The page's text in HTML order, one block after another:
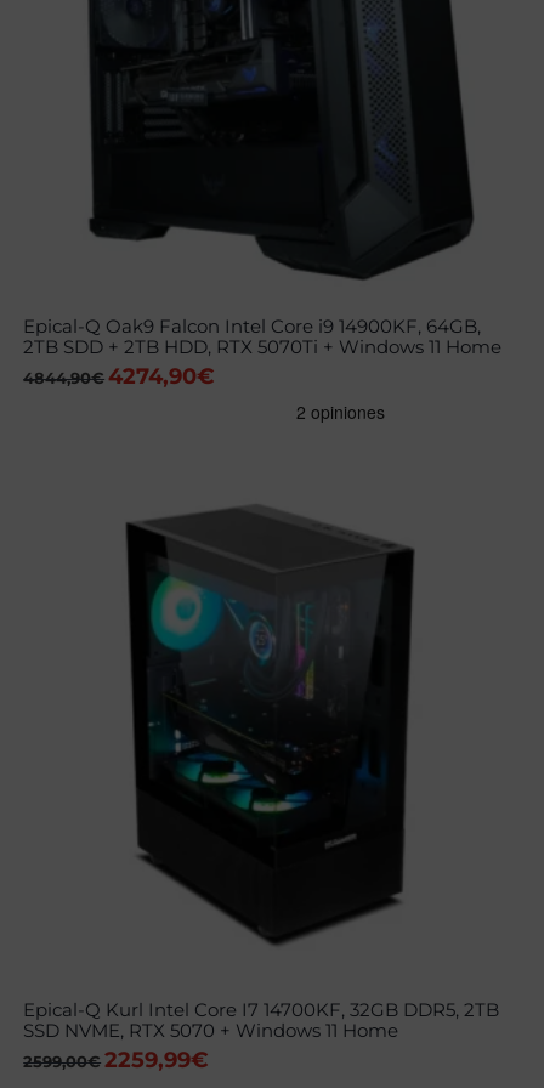
Epical-Q Oak9 Falcon Intel Core i9 14900KF, 64GB,
2TB SDD + 2TB HDD, RTX 5070Ti + Windows 11 Home
4844,90€ El
4274,90€
Epical-Q Kurl Intel Core I7 14700KF, 32GB DDR5, 2TB
SSD NVME, RTX 5070 + Windows 11 Home
2599,00€ El
2259,99€